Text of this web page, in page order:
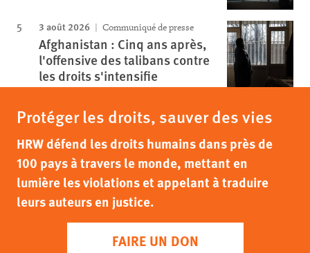
3 août 2026 Communiqué de presse
Afghanistan : Cinq ans après,
l'offensive des talibans contre
les droits s'intensifie
Protéger les droits, sauver des vies
HRW défend les droits humains dans près de
100 pays à travers le monde, mettant en
lumière les violations et appelant à traduire
leurs auteurs en justice.
FAIRE UN DON